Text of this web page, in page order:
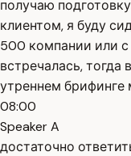
получаю
клиентом, я буду
500 компании или с
встречалась, тогда
утреннем брифинге
08:00
Speaker A
достаточно